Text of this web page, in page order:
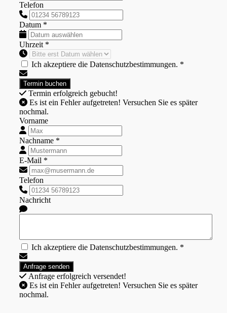
Telefon
Datum *
Uhrzeit *
Ich akzeptiere die Datenschutzbestimmungen. *
Termin erfolgreich gebucht!
nochmal.
Vorname
Nachname *
E-Mail *
Telefon
Nachricht
Ich akzeptiere die Datenschutzbestimmungen. *
Anfrage erfolgreich versendet!
nochmal.